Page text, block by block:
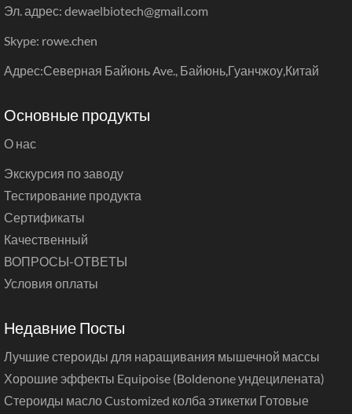
Эл. адрес: dewaelbiotech@gmail.com
Skype: rowe.chen
Адрес:Северная Байюнь Ave., Байюнь,Гуанчжоу,Китай
Основные продукты
О нас
Экскурсия по заводу
Тестирование продукта
Сертификаты
Качественный
ВОПРОСЫ-ОТВЕТЫ
Условия оплаты
Недавние Посты
Лучшие стероиды для наращивания мышечной массы
Хорошие эффекты Equipoise (Boldenone ундецилената)
Стероиды масло Customized колба этикетки Готовые